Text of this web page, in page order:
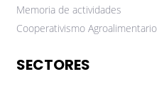
Memoria de actividades
Cooperativismo Agroalimentario
SECTORES